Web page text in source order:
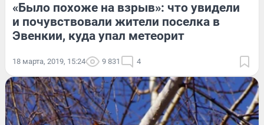
«Было похоже на взрыв»: что увидели
и почувствовали жители поселка в
Эвенкии, куда упал метеорит
18 марта, 2019, 15:24 9 831 4